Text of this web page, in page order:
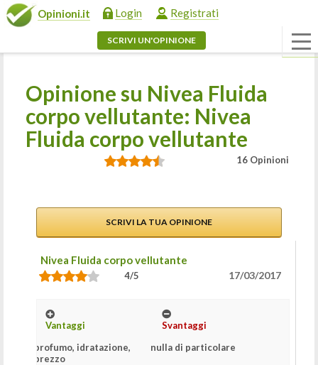
Opinioni.it Login Registrati
SCRIVI UN'OPINIONE
Opinione su Nivea Fluida
corpo vellutante: Nivea
Fluida corpo vellutante
16 Opinioni
SCRIVI LA TUA OPINIONE
Nivea Fluida corpo vellutante
4/5 17/03/2017
Vantaggi
profumo, idratazione,
prezzo
Svantaggi
nulla di particolare